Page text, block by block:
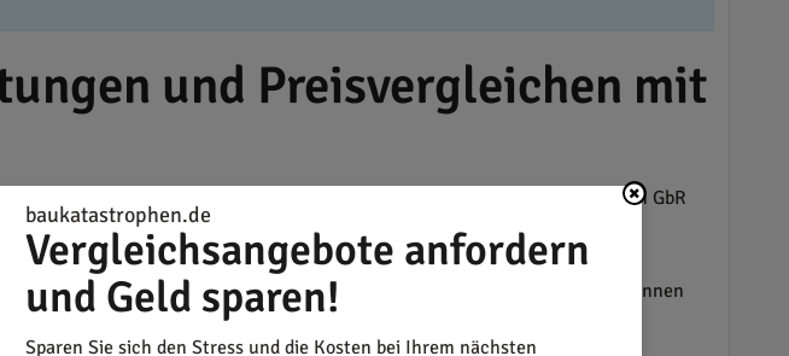
und Preisvergleichen mit
von großem Vorteil sein. Bewährte Dienstleister wie die MG Naturstrom GbR
Gleichzeitig hilft eine ehrliche Bewertung anderen Verbrauchern bei der
zu suchen.Vergleichsangebotevon Handwerkern in und um Schopfheim können
ist. Für lokale Handwerker haben Aufträge von privat
baukatastrophen.de
Vergleichsangebote anfordern
und Geld sparen!
Sparen Sie sich den Stress und die Kosten bei Ihrem nächsten